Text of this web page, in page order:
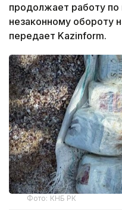
продолжает работу
незаконному обороту
передает Kazinform.
Фото: КНБ РК